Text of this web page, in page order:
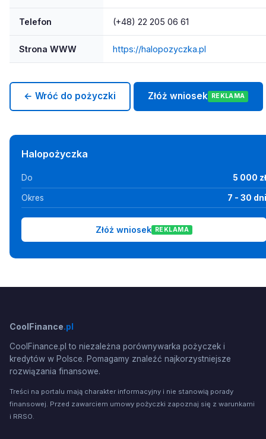
Telefon (+48) 22 205 06 61
Strona WWW https://halopozyczka.pl
← Wróć do pożyczki Złóż wniosek REKLAMA
Halopożyczka
Do 5 000 zł
Okres 7 - 30 dni
Złóż wniosek REKLAMA
CoolFinance.pl
CoolFinance.pl to niezależna porównywarka pożyczek i
kredytów w Polsce. Pomagamy znaleźć najkorzystniejsze
rozwiązania finansowe.
Treści na portalu mają charakter informacyjny i nie stanowią porady
finansowej. Przed zawarciem umowy pożyczki zapoznaj się z warunkami
i RRSO.